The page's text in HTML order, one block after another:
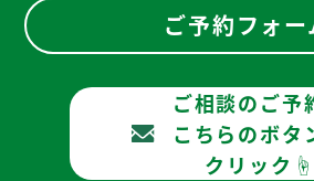
ご予約フォー
ご相談のご予
こちらのボタ
クリック☝